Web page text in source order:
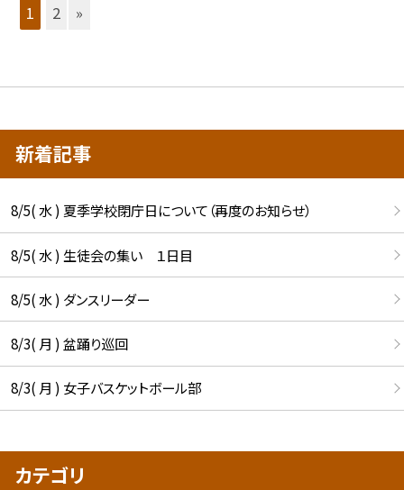
1 2 »
新着記事
8/5( 水 ) 夏季学校閉庁日について（再度のお知らせ）
8/5( 水 ) 生徒会の集い １日目
8/5( 水 ) ダンスリーダー
8/3( 月 ) 盆踊り巡回
8/3( 月 ) 女子バスケットボール部
カテゴリ